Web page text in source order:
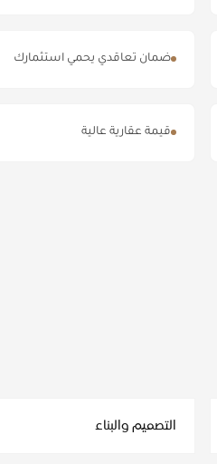
ضمان تعاقدي يحمي استثمارك
قيمة عقارية عالية
التصميم والبناء